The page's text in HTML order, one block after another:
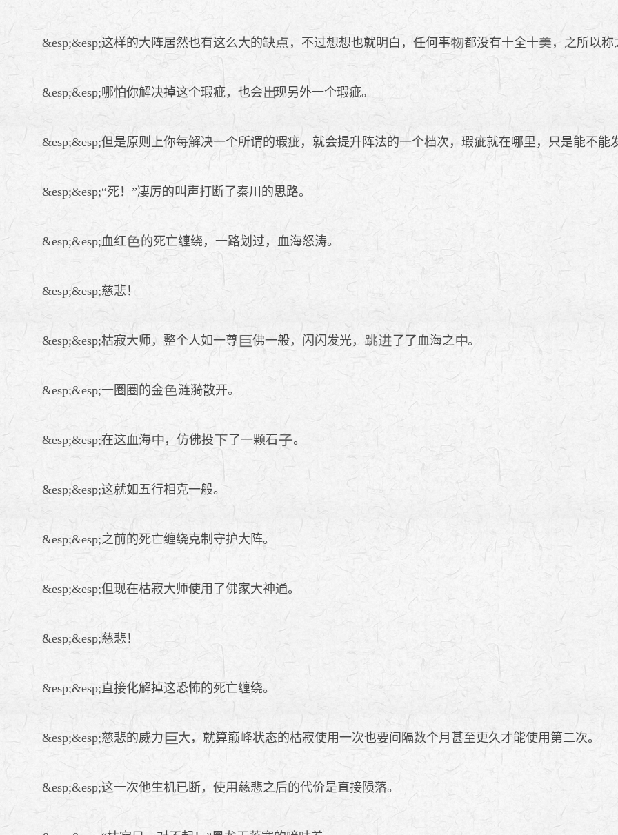
&esp;&esp;这样的大阵居然也有这么大的缺 ，不过想想也就明白，任何事 都没有十全十 ，之所以称
&esp;&esp;哪怕你解决掉这个瑕疵，也会 现另外一个瑕疵。
&esp;&esp;但是原则上你每解决一个所谓的瑕疵，就会提升阵法的一个档次，瑕疵就在哪里，只是能不能
&esp;&esp;“死！”凄厉的叫声打断了秦川的思路。
&esp;&esp;血红 的死亡缠绕，一路划过，血海怒涛。
&esp;&esp;慈悲！
&esp;&esp;枯寂大师，整个人如一尊 佛一般，闪闪发光， 了了血海之 。
&esp;&esp;一圈圈的金 涟漪散开。
&esp;&esp;在这血海 ，仿佛投 了一颗石 。
&esp;&esp;这就如五行相克一般。
&esp;&esp;之前的死亡缠绕克制守护大阵。
&esp;&esp;但现在枯寂大师使用了佛家大神通。
&esp;&esp;慈悲！
&esp;&esp;直接化解掉这恐怖的死亡缠绕。
&esp;&esp;慈悲的威力 大，就算巅峰状态的枯寂使用一次也要间隔数个月甚至更久才能使用第二次。
&esp;&esp;这一次他生机已断，使用慈悲之后的代价是直接陨落。